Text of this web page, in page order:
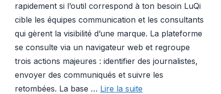
rapidement si l’outil correspond à ton besoin LuQi
cible les équipes communication et les consultants
qui gèrent la visibilité d’une marque. La plateforme
se consulte via un navigateur web et regroupe
trois actions majeures : identifier des journalistes,
envoyer des communiqués et suivre les
retombées. La base … Lire la suite